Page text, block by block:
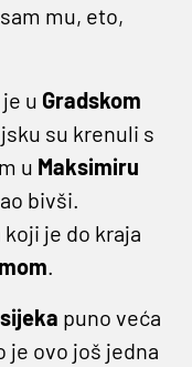
mu, eto,
u Gradskom
su krenuli s
u Maksimiru
bivši.
koji je do kraja
.
puno veća
je ovo još jedna